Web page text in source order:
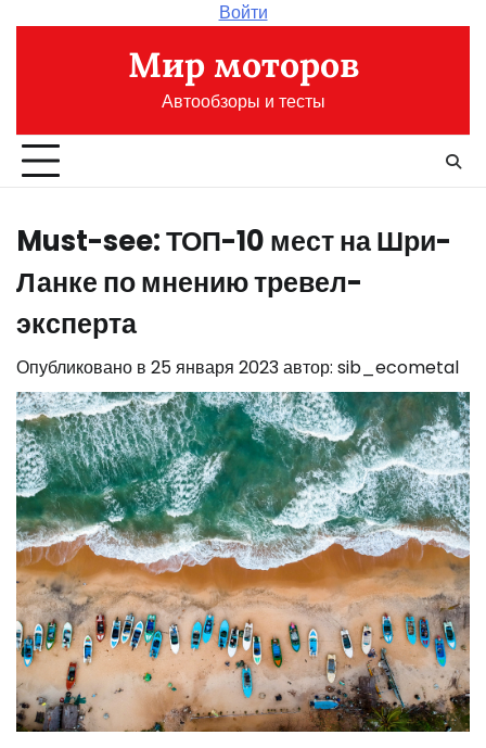
Войти
Мир моторов
Автообзоры и тесты
Must-see: ТОП-10 мест на Шри-
Ланке по мнению тревел-
эксперта
Опубликовано в 25 января 2023автор: sib_ecometal